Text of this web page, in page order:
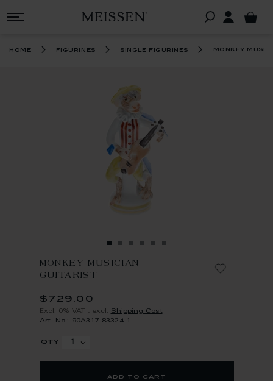
home figurines single figurines monkey
MONKEY MUSICIAN
GUITARIST
$729.00
Excl. 0% VAT excl. Shipping Cost
Art.-No.: 90A317-83324-1
qty
add to cart